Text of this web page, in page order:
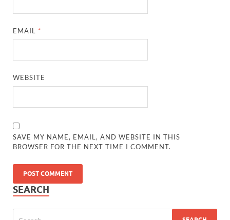
EMAIL *
WEBSITE
SAVE MY NAME, EMAIL, AND WEBSITE IN THIS
BROWSER FOR THE NEXT TIME I COMMENT.
SEARCH